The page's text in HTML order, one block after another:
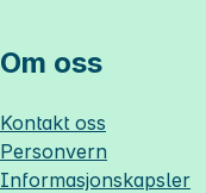
Om oss
Kontakt oss
Personvern
Informasjonskapsler